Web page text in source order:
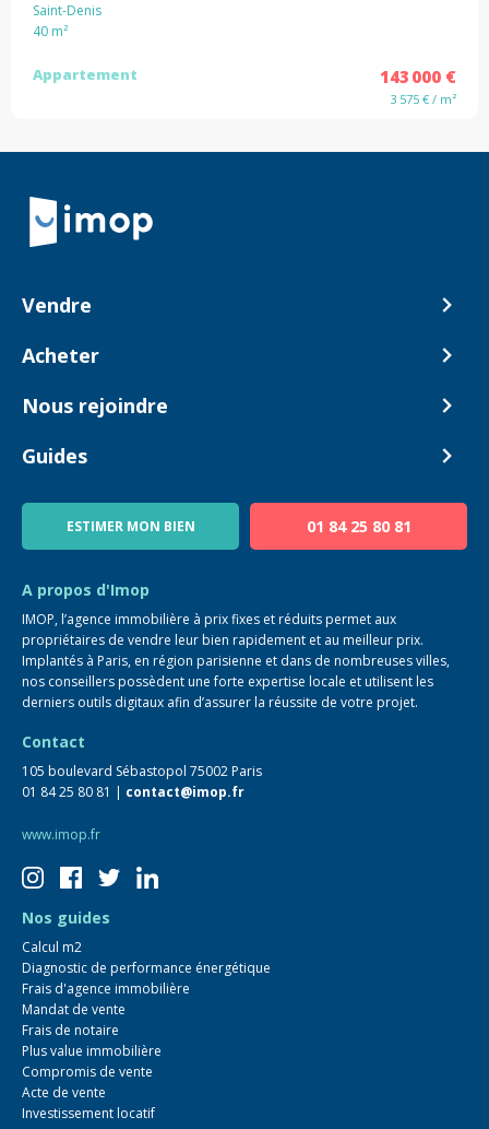
Saint-Denis
40 m²
Appartement 143 000 €
3 575 € / m²
Retour à la navigation principale
Vendre
Comment ça marche ?
Acheter
Biens en vente
Nous rejoindre
Devenir Conseiller
Guides
Blog
ESTIMER MON BIEN 01 84 25 80 81
A propos d'Imop
IMOP, l’agence immobilière à prix fixes et réduits permet aux
propriétaires de vendre leur bien rapidement et au meilleur prix.
Implantés à Paris, en région parisienne et dans de nombreuses villes,
nos conseillers possèdent une forte expertise locale et utilisent les
derniers outils digitaux afin d’assurer la réussite de votre projet.
Contact
105 boulevard Sébastopol 75002 Paris
01 84 25 80 81 | contact@imop.fr
www.imop.fr
Nos guides
Calcul m2
Diagnostic de performance énergétique
Frais d'agence immobilière
Mandat de vente
Frais de notaire
Plus value immobilière
Compromis de vente
Acte de vente
Investissement locatif